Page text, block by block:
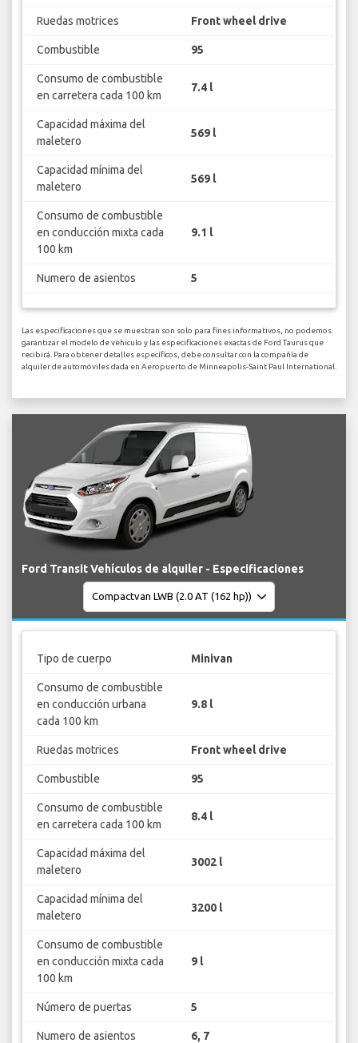
Ruedas motrices Front wheel drive
Combustible 95
Consumo de combustible
en carretera cada 100 km
7.4 l
Capacidad máxima del
maletero
569 l
Capacidad mínima del
maletero
569 l
Consumo de combustible
en conducción mixta cada
100 km
9.1 l
Numero de asientos 5
Las especificaciones que se muestran son solo para fines informativos, no podemos
garantizar el modelo de vehículo y las especificaciones exactas de Ford Taurus que
recibirá. Para obtener detalles específicos, debe consultar con la compañía de
alquiler de automóviles dada en Aeropuerto de Minneapolis-Saint Paul International.
Ford Transit Vehículos de alquiler - Especificaciones
Tipo de cuerpo Minivan
Consumo de combustible
en conducción urbana
cada 100 km
9.8 l
Ruedas motrices Front wheel drive
Combustible 95
Consumo de combustible
en carretera cada 100 km
8.4 l
Capacidad máxima del
maletero
3002 l
Capacidad mínima del
maletero
3200 l
Consumo de combustible
en conducción mixta cada
100 km
9 l
Número de puertas 5
Numero de asientos 6, 7